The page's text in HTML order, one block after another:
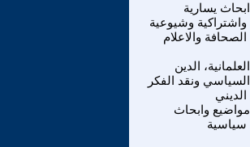
ابحاث يسارية
واشتراكية وشيوعية
الصحافة والاعلام
العلمانية، الدين
السياسي ونقد الفكر
الديني
مواضيع وابحاث
سياسية